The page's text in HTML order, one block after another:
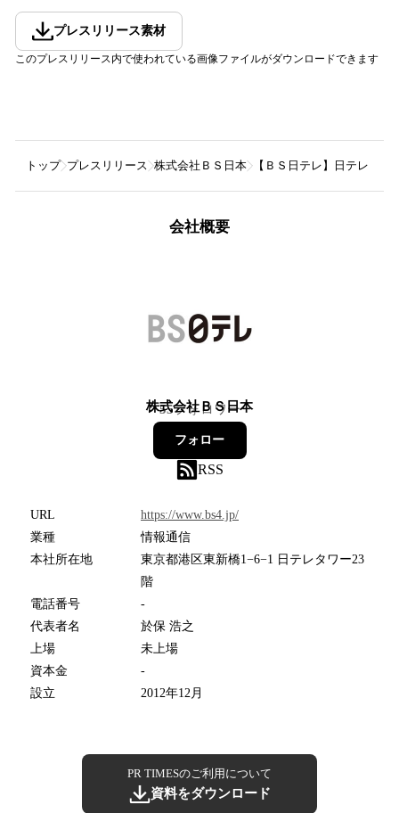
プレスリリース素材
このプレスリリース内で使われている画像ファイルがダウンロードできます
トップ プレスリリース 株式会社ＢＳ日本 【ＢＳ日テレ】日テレ・
会社概要
株式会社ＢＳ日本
55フォロワー
フォロー
RSS
URL
https://www.bs4.jp/
業種
情報通信
本社所在地
東京都港区東新橋1−6−1 日テレタワー23
階
電話番号
-
代表者名
於保 浩之
上場
未上場
資本金
-
設立
2012年12月
PR TIMESのご利用について
資料をダウンロード